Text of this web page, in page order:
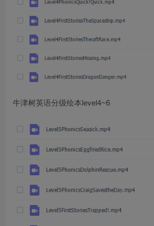
牛津树英语分级绘本level4~6